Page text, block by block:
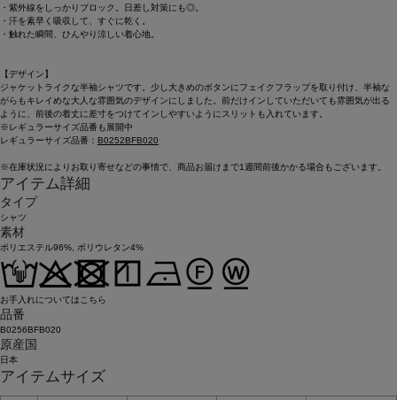
・紫外線をしっかりブロック。日差し対策にも◎。
・汗を素早く吸収して、すぐに乾く。
・触れた瞬間、ひんやり涼しい着心地。
【デザイン】
ジャケットライクな半袖シャツです。少し大きめのボタンにフェイクフラップを取り付け、半袖な
がらもキレイめな大人な雰囲気のデザインにしました。前だけインしていただいても雰囲気が出る
ように、前後の着丈に差寸をつけてインしやすいようにスリットも入れています。
※レギュラーサイズ品番も展開中
レギュラーサイズ品番： B0252BFB020
※在庫状況によりお取り寄せなどの事情で、商品お届けまで1週間前後かかる場合もございます。
アイテム詳細
タイプ
シャツ
素材
ポリエステル96%, ポリウレタン4%
お手入れについてはこちら
品番
B0256BFB020
原産国
日本
アイテムサイズ